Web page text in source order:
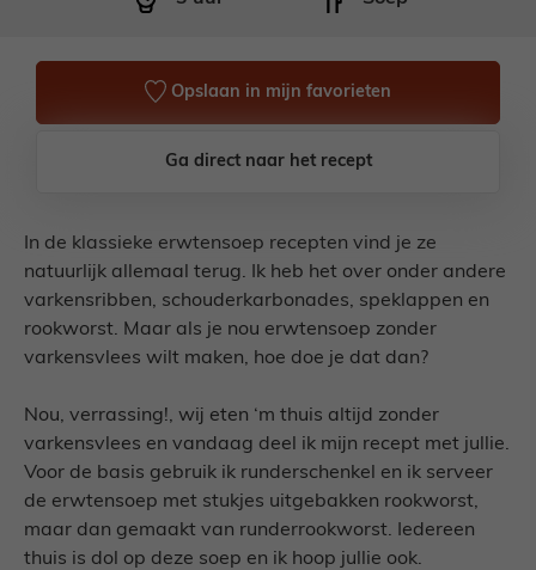
Opslaan in mijn favorieten
Ga direct naar het recept
In de klassieke erwtensoep recepten vind je ze
natuurlijk allemaal terug. Ik heb het over onder andere
varkensribben, schouderkarbonades, speklappen en
rookworst. Maar als je nou erwtensoep zonder
varkensvlees wilt maken, hoe doe je dat dan?
Nou, verrassing!, wij eten ‘m thuis altijd zonder
varkensvlees en vandaag deel ik mijn recept met jullie.
Voor de basis gebruik ik runderschenkel en ik serveer
de erwtensoep met stukjes uitgebakken rookworst,
maar dan gemaakt van runderrookworst. Iedereen
thuis is dol op deze soep en ik hoop jullie ook.